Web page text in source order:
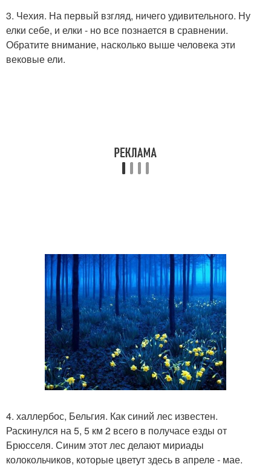
3. Чехия. На первый взгляд, ничего удивительного. Ну
елки себе, и елки - но все познается в сравнении.
Обратите внимание, насколько выше человека эти
вековые ели.
4. халлербос, Бельгия. Как синий лес известен.
Раскинулся на 5, 5 км 2 всего в получасе езды от
Брюсселя. Синим этот лес делают мириады
колокольчиков, которые цветут здесь в апреле - мае.